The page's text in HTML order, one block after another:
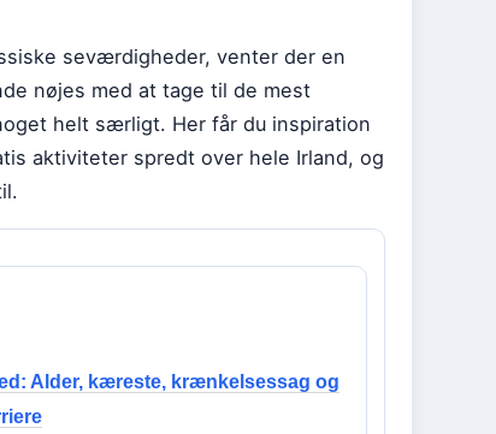
seværdigheder, venter der en
nøjes med at tage til de mest
helt særligt. Her får du inspiration
aktiviteter spredt over hele Irland, og
Alder, kæreste, krænkelsessag og